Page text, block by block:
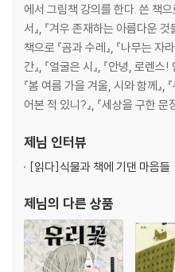
에서 그림책 강의를 한다. 쓴 책으
서』, 『겨우 존재하는 아름다운 것
책으로 『곰과 수레』, 『나무는 자
간』, 『얼굴은 시』, 『안녕, 로렌
『봄 여름 가을 겨울, 시와 함께』,
어본 적 있니?』, 『세상을 구한
제님 인터뷰
[읽다]식물과 책에 기댄 마음들
제님의 다른 상품